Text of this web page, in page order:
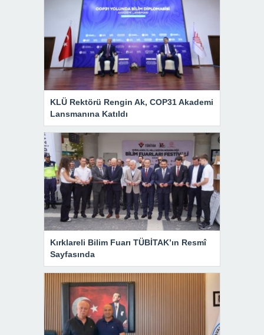
KLÜ Rektörü Rengin Ak, COP31 Akademi
Lansmanına Katıldı
Kırklareli Bilim Fuarı TÜBİTAK’ın Resmî
Sayfasında